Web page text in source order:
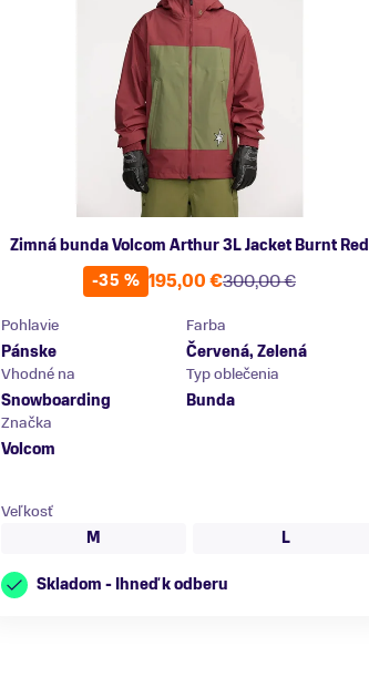
Zimná bunda Volcom Arthur 3L Jacket Burnt Red
-35 %
300,00 €
195,00 €
Pohlavie
Pánske
Farba
Červená, Zelená
Vhodné na
Snowboarding
Typ oblečenia
Bunda
Značka
Volcom
Veľkosť
M
L
Skladom - Ihneď k odberu